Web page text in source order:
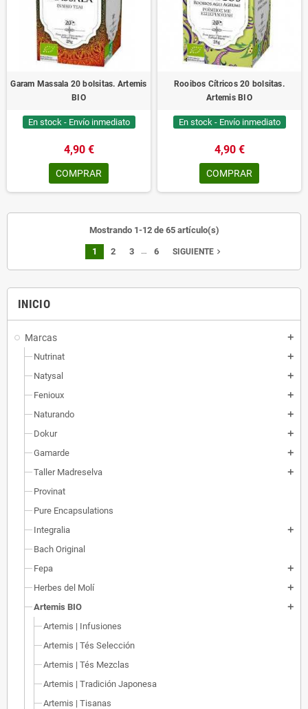
INICIO
Marcas add
Nutrinat add
Natysal add
Fenioux add
Naturando add
Dokur add
Gamarde add
Taller Madreselva add
Provinat
Pure Encapsulations
Integralia
add
Bach Original
Fepa
add
Herbes del Molí add
Artemis BIO add
Artemis | Infusiones
Artemis | Tés Selección
Artemis | Tés Mezclas
Artemis | Tradición Japonesa
Artemis | Tisanas
Garam Massala 20 bolsitas. Artemis
BIO
En stock - Envío inmediato
4,90 €
COMPRAR
Rooibos Cítricos 20 bolsitas.
Artemis BIO
En stock - Envío inmediato
4,90 €
COMPRAR
Mostrando 1-12 de 65 artículo(s)
1 2 3 … 6 SIGUIENTEnavigate_next